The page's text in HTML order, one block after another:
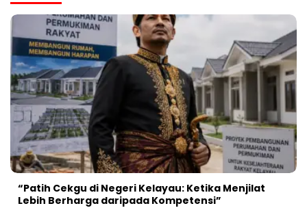
“Patih Cekgu di Negeri Kelayau: Ketika Menjilat
Lebih Berharga daripada Kompetensi”